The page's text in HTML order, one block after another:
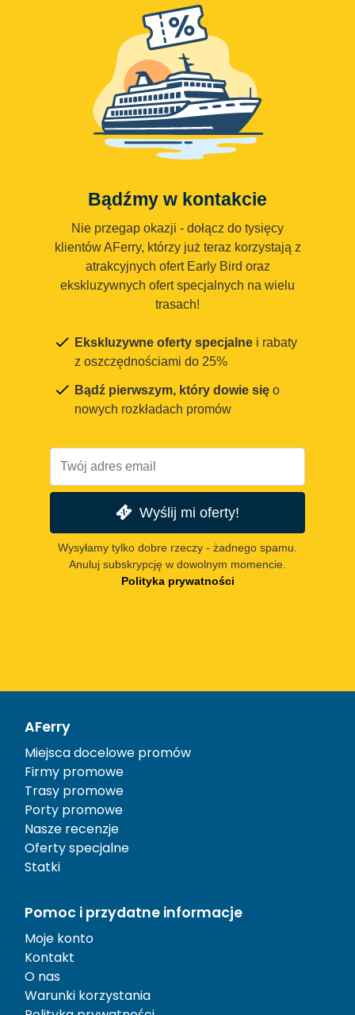
Bądźmy w kontakcie
Nie przegap okazji - dołącz do tysięcy
klientów AFerry, którzy już teraz korzystają z
atrakcyjnych ofert Early Bird oraz
ekskluzywnych ofert specjalnych na wielu
trasach!
Ekskluzywne oferty specjalne i rabaty
z oszczędnościami do 25%
Bądź pierwszym, który dowie się o
nowych rozkładach promów
Wyślij mi oferty!
Wysyłamy tylko dobre rzeczy - żadnego spamu.
Anuluj subskrypcję w dowolnym momencie.
Polityka prywatności
AFerry
Miejsca docelowe promów
Firmy promowe
Trasy promowe
Porty promowe
Nasze recenzje
Oferty specjalne
Statki
Pomoc i przydatne informacje
Moje konto
Kontakt
O nas
Warunki korzystania